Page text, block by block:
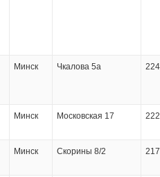
Минск Чкалова 5а
Минск Московская 17
Минск Скорины 8/2